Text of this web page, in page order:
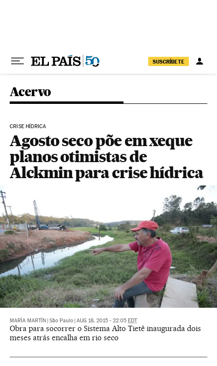
SUSCRÍBETE
Acervo
CRISE HÍDRICA
Agosto seco põe em xeque
planos otimistas de
Alckmin para crise hídrica
MARÍA MARTÍN São Paulo AUG 18, 2015 - 22:05 EDT
Obra para socorrer o Sistema Alto Tietê inaugurada dois
meses atrás encalha em rio seco